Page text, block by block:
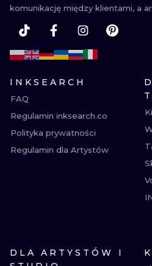
komunikację między klientami, a
INKSEARCH
FAQ
Regulamin inksearch.co
Polityka prywatności
Regulamin dla Artystów
DLA ARTYSTÓW I